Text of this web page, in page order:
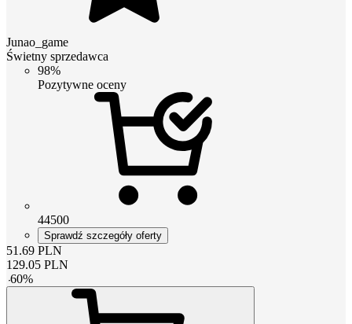
Junao_game
Świetny sprzedawca
98%
Pozytywne oceny
44500
Sprawdź szczegóły oferty
51.69 PLN
129.05 PLN
-60%